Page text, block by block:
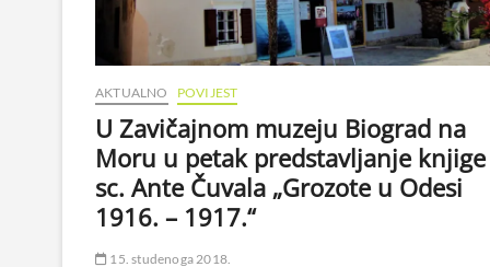
AKTUALNO POVIJEST
U Zavičajnom muzeju Biograd na
Moru u petak predstavljanje
sc. Ante Čuvala „Grozote u Odesi
1916. – 1917.“
15. studenoga 2018.